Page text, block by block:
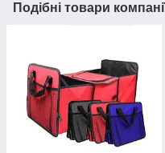
Подібні товари